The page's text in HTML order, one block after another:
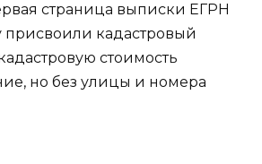
страница выписки ЕГРН
кадастровый
стоимость
но без улицы и номера